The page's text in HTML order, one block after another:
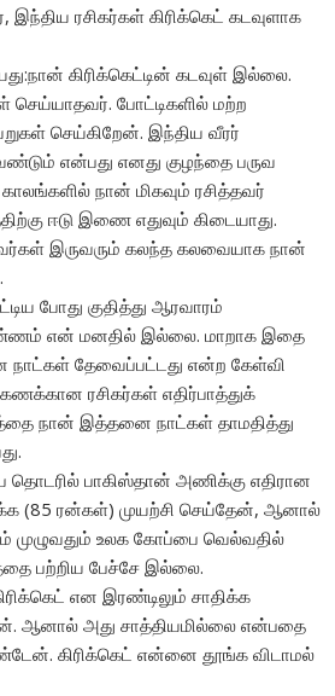
இந்திய ரசிகர்கள் கிரிக்கெட் கடவுளாக
கிரிக்கெட்டின் கடவுள் இல்லை.
செய்யாதவர். போட்டிகளில் மற்ற
செய்கிறேன். இந்திய வீரர்
என்பது எனது குழந்தை பருவ
நான் மிகவும் ரசித்தவர்
ஈடு இணை எதுவும் கிடையாது.
இருவரும் கலந்த கலவையாக நான்
போது குதித்து ஆரவாரம்
என் மனதில் இல்லை. மாறாக இதை
தேவைப்பட்டது என்ற கேள்வி
ரசிகர்கள் எதிர்பாத்துக்
நான் இத்தனை நாட்கள் தாமதித்து
பாகிஸ்தான் அணிக்கு எதிரான
(85 ரன்கள்) முயற்சி செய்தேன், ஆனால்
உலக கோப்பை வெல்வதில்
பற்றிய பேச்சே இல்லை.
என இரண்டிலும் சாதிக்க
ஆனால் அது சாத்தியமில்லை என்பதை
கிரிக்கெட் என்னை தூங்க விடாமல்